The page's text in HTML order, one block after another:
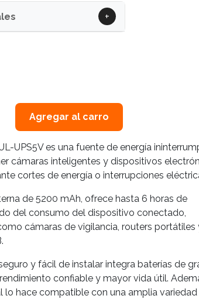
+
Agregar al carro
UPS5V es una fuente de energía
cámaras inteligentes y dispositivos
cortes de energía o interrupciones
de 5200 mAh, ofrece hasta 6 horas de
del consumo del dispositivo conectado,
cámaras de vigilancia, routers portátiles
y fácil de instalar integra baterías de
confiable y mayor vida útil.
lo hace compatible con una amplia